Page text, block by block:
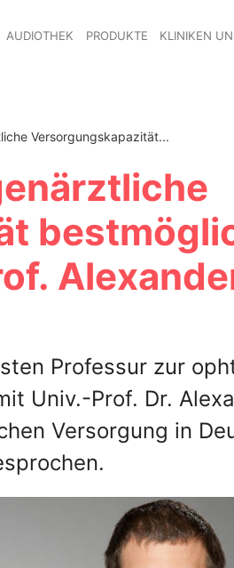
AUDIOTHEK PRODUKTE KLINIKEN
Versorgungskapazität...
Professur zur
Univ.-Prof. Dr.
Versorgung in